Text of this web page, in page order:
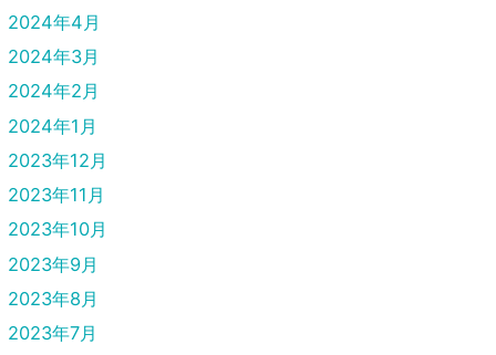
2024年4月
2024年3月
2024年2月
2024年1月
2023年12月
2023年11月
2023年10月
2023年9月
2023年8月
2023年7月